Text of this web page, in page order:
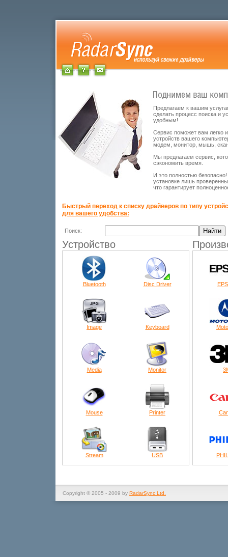
Предлагаем к вашим
сделать процесс поиска и
удобным!
Сервис поможет вам легко
устройств вашего
модем, монитор, мышь,
Мы предлагаем сервис,
сэкономить время.
И это полностью
установке лишь
что гарантирует
Быстрый переход к списку драйверов по типу
для вашего удобства:
Поиск:
Устройство
Bluetooth Disc Driver
Image Keyboard
Media Monitor
Mouse Printer
Stream USB
Copyright © 2005 - 2009 by RadarSync Ltd.